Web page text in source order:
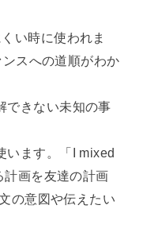
い時に使われま
スへの道順がわか
できない未知の事
います。「I mixed
画を友達の計画
の意図や伝えたい